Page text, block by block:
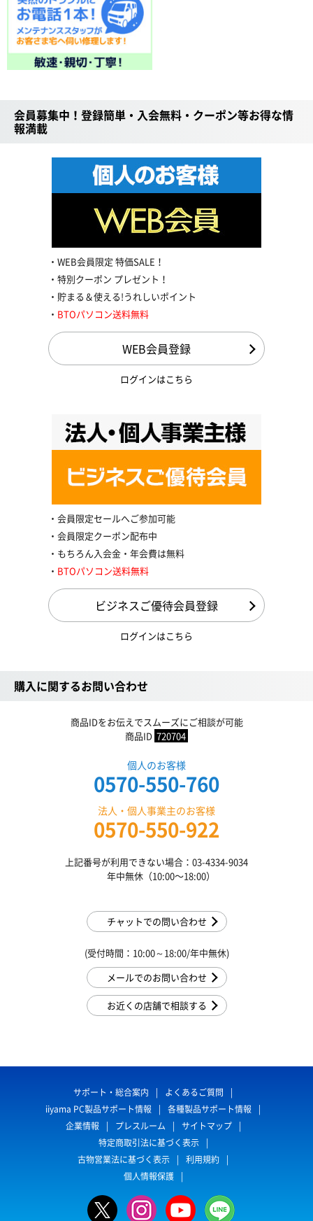
会員募集中！登録簡単・入会無料・クーポン等お得な情
報満載
WEB会員限定 特価SALE！
特別クーポン プレゼント！
貯まる＆使える!うれしいポイント
BTOパソコン送料無料
WEB会員登録
ログインはこちら
会員限定セールへご参加可能
会員限定クーポン配布中
もちろん入会金・年会費は無料
BTOパソコン送料無料
ビジネスご優待会員登録
ログインはこちら
購入に関するお問い合わせ
商品IDをお伝えでスムーズにご相談が可能
商品ID 720704
個人のお客様
0570-550-760
法人・個人事業主のお客様
0570-550-922
上記番号が利用できない場合：03-4334-9034
年中無休（10:00〜18:00）
チャットでの問い合わせ
(受付時間：10:00～18:00/年中無休)
メールでのお問い合わせ
お近くの店舗で相談する
サポート・総合案内
よくあるご質問
iiyama PC製品サポート情報
各種製品サポート情報
企業情報
プレスルーム
サイトマップ
特定商取引法に基づく表示
古物営業法に基づく表示
利用規約
個人情報保護